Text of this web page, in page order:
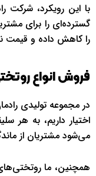
با این رویکرد، شرکت
گسترده‌ای را برای
را کاهش داده و قیمت
فروش انواع
در مجموعه تولیدی
اختیار داریم، به هر
می‌شود مشتریان از
همچنین، ما